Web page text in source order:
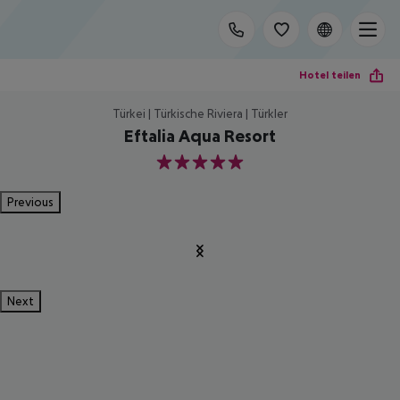
Hotel teilen
Türkei | Türkische Riviera | Türkler
Eftalia Aqua Resort
5
Previous
Next